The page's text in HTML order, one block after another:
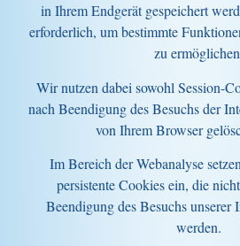
in Ihrem Endgerät gespeichert
erforderlich, um bestimmte
zu
Wir nutzen dabei sowohl Session-
nach Beendigung des Besuchs der
von Ihrem Browser
Im Bereich der Webanalyse
persistente Cookies ein, die
Beendigung des Besuchs unserer
werden.